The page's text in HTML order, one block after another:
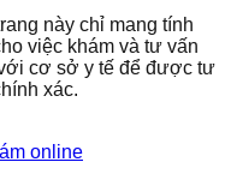
này chỉ mang tính
việc khám và tư vấn
cơ sở y tế để được tư
xác.
online